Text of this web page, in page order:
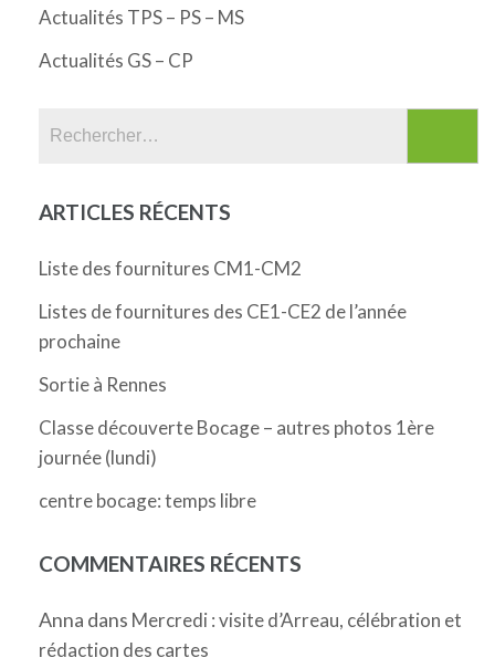
Actualités TPS – PS – MS
Actualités GS – CP
ARTICLES RÉCENTS
Liste des fournitures CM1-CM2
Listes de fournitures des CE1-CE2 de l’année
prochaine
Sortie à Rennes
Classe découverte Bocage – autres photos 1ère
journée (lundi)
centre bocage: temps libre
COMMENTAIRES RÉCENTS
Anna dans Mercredi : visite d’Arreau, célébration et
rédaction des cartes